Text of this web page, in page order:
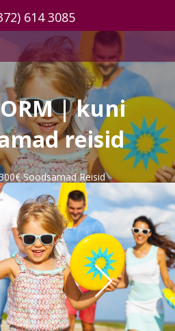
614 3085
| kuni
reisid
Soodsamad Reisid
Next